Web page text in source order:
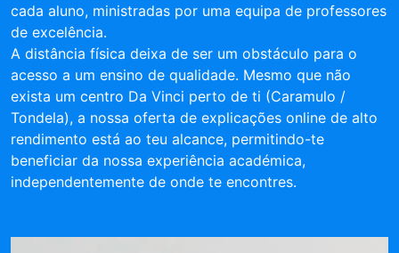
cada aluno, ministradas por uma equipa de professores
de excelência.
A distância física deixa de ser um obstáculo para o
acesso a um ensino de qualidade. Mesmo que não
exista um centro Da Vinci perto de ti (Caramulo /
Tondela), a nossa oferta de explicações online de alto
rendimento está ao teu alcance, permitindo-te
beneficiar da nossa experiência académica,
independentemente de onde te encontres.